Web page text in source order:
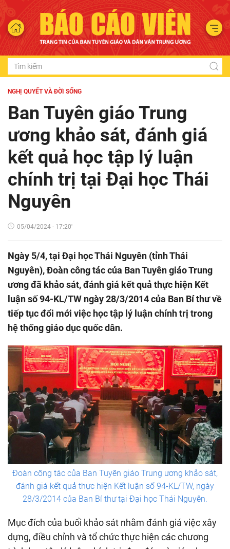
NGHỊ QUYẾT VÀ ĐỜI SỐNG
Ban Tuyên giáo Trung
ương khảo sát, đánh giá
kết quả học tập lý luận
chính trị tại Đại học Thái
Nguyên
05/04/2024 - 17:20'
Ngày 5/4, tại Đại học Thái Nguyên (tỉnh Thái
Nguyên), Đoàn công tác của Ban Tuyên giáo Trung
ương đã khảo sát, đánh giá kết quả thực hiện Kết
luận số 94-KL/TW ngày 28/3/2014 của Ban Bí thư về
tiếp tục đổi mới việc học tập lý luận chính trị trong
hệ thống giáo dục quốc dân.
Đoàn công tác của Ban Tuyên giáo Trung ương khảo sát,
đánh giá kết quả thực hiện Kết luận số 94-KL/TW, ngày
28/3/2014 của Ban Bí thư tại Đại học Thái Nguyên.
Mục đích của buổi khảo sát nhằm đánh giá việc xây
dựng, điều chỉnh và tổ chức thực hiện các chương